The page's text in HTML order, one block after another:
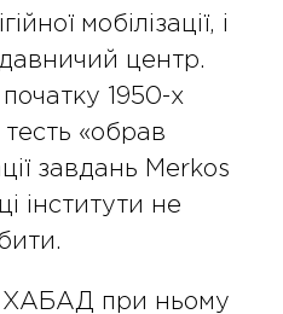
мобілізації, і
центр.
1950-х
«обрав
завдань Merkos
інститути не
ХАБАД при ньому